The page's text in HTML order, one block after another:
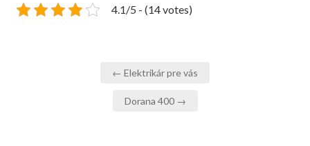
4.1/5 - (14 votes)
← Elektrikár pre vás
Dorana 400 →